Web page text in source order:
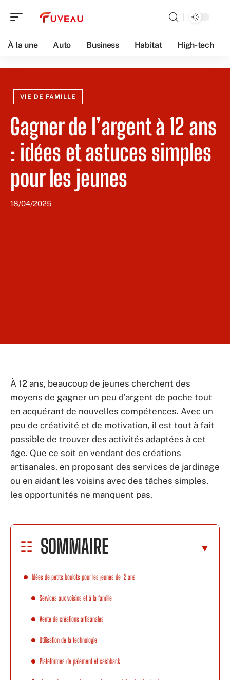
À la une Auto Business Habitat High-tech
VIE DE FAMILLE
Gagner de l’argent à 12 ans
: idées et astuces simples
pour les jeunes
18/04/2025
À 12 ans, beaucoup de jeunes cherchent des
moyens de gagner un peu d’argent de poche tout
en acquérant de nouvelles compétences. Avec un
peu de créativité et de motivation, il est tout à fait
possible de trouver des activités adaptées à cet
âge. Que ce soit en vendant des créations
artisanales, en proposant des services de jardinage
ou en aidant les voisins avec des tâches simples,
les opportunités ne manquent pas.
SOMMAIRE
Idées de petits boulots pour les jeunes de 12 ans
Services aux voisins et à la famille
Vente de créations artisanales
Utilisation de la technologie
Plateformes de paiement et cashback